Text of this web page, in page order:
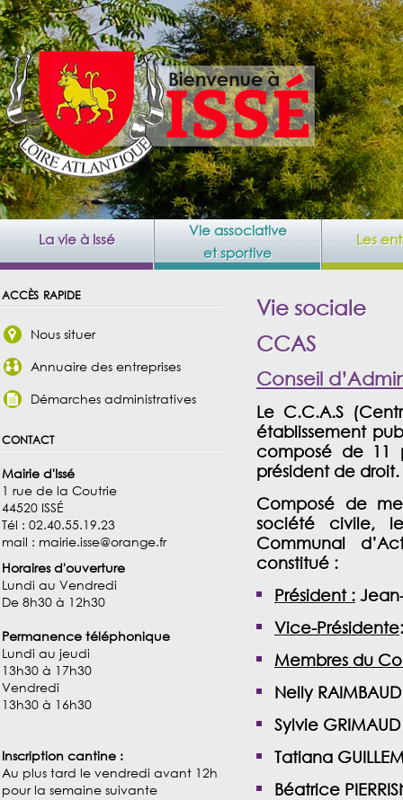
La vie à Issé
Vie associative
et sportive
Les
accès rapide
Nous situer
Annuaire des entreprises
Démarches administratives
contact
Mairie d'Issé
1 rue de la Coutrie
44520 ISSÉ
Tél : 02.40.55.19.23
mail : mairie.isse@orange.fr
Horaires d'ouverture
Lundi au Vendredi
De 8h30 à 12h30
Permanence téléphonique
Lundi au jeudi
13h30 à 17h30
Vendredi
13h30 à 16h30
Inscription cantine :
Au plus tard le vendredi avant 12h
pour la semaine suivante
Vie sociale
CCAS
Conseil
Le C.C.A.S
établissement
composé de 11
président de droit.
Composé de
société civile,
Communal
constitué :
Président:
Vice-Présidente
Membres du
Nelly RAIMBAUD
Sylvie GRIMAUD
Tatiana
Béatrice